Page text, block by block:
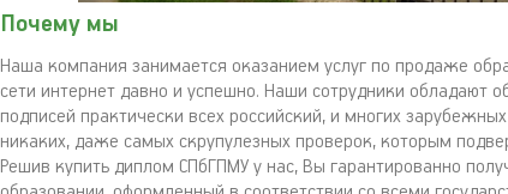
Почему мы
Наша компания занимается оказанием услуг по продаже
сети интернет давно и успешно. Наши сотрудники обладают
подписей практически всех российский, и многих
никаких, даже самых скрупулезных проверок, которым
Решив купить диплом СПбГПМУ у нас, Вы гарантированно